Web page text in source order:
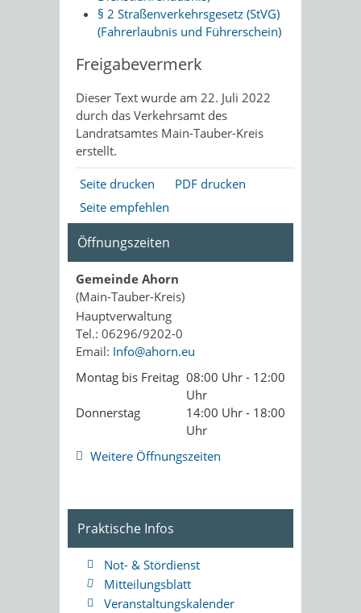
§ 2 Straßenverkehrsgesetz (StVG)
(Fahrerlaubnis und Führerschein)
Freigabevermerk
Dieser Text wurde am 22. Juli 2022
durch das Verkehrsamt des
Landratsamtes Main-Tauber-Kreis
erstellt.
Seite drucken
PDF drucken
Seite empfehlen
Öffnungszeiten
Gemeinde Ahorn
(Main-Tauber-Kreis)
Hauptverwaltung
Tel.: 06296/9202-0
Email: Info@ahorn.eu
Montag bis Freitag 08:00 Uhr - 12:00
Uhr
Donnerstag
14:00 Uhr - 18:00
Uhr
Weitere Öffnungszeiten
Praktische Infos
Not- & Stördienst
Mitteilungsblatt
Veranstaltungskalender